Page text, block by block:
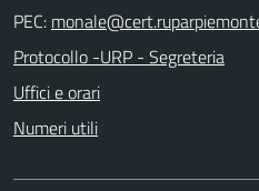
PEC:
Protocollo -URP - Segreteria
Uffici e orari
Numeri utili